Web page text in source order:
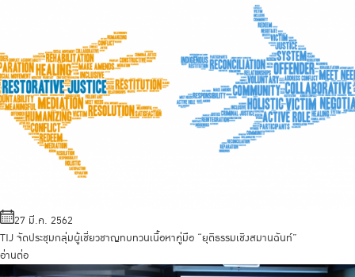
27 มี.ค. 2562
TIJ จัดประชุมกลุ่มผู้เชี่ยวชาญทบทวนเนื้อหาคู่มือ “ยุติธรรมเชิงสมานฉันท์”
อ่านต่อ